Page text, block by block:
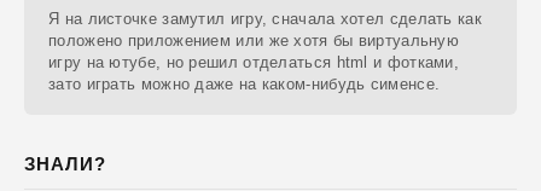
Я на листочке замутил игру, сначала хотел сделать как
положено приложением или же хотя бы виртуальную
игру на ютубе, но решил отделаться html и фотками,
зато играть можно даже на каком-нибудь сименсе.
ЗНАЛИ?